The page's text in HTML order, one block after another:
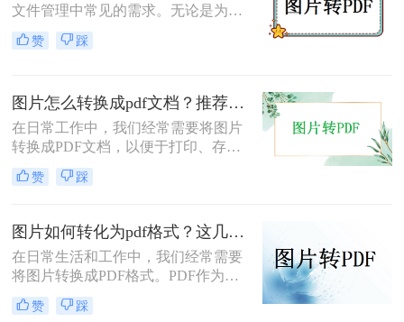
文件管理中常见的需求。无论是为了
方便查阅、节省存储空间，还是为了
保持文件的一致性，图片转PDF都是
转换为PDF的方法。
赞 踩
图片怎么转换成pdf文档？推荐四种转换方法!
在日常工作中，我们经常需要将图片
转换成PDF文档，以便于打印、存档
或通过电子邮件发送。无论是单张图
片还是多张图片的集合，了解图片怎
能。本文将介绍几种简单有效的方法
来实现这一转换。
赞 踩
图片如何转化为pdf格式？这几种方法可以一试！
在日常生活和工作中，我们经常需要
将图片转换成PDF格式。PDF作为一
种广泛使用的文件格式，具有跨平台
兼容性好、内容不易被篡改等优点，
赞 踩